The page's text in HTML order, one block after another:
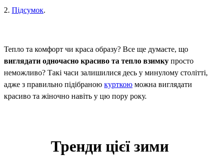
2. Підсумок.
Тепло та комфорт чи краса образу? Все ще думаєте, що
виглядати одночасно красиво та тепло взимку просто
неможливо? Такі часи залишилися десь у минулому столітті,
адже з правильно підібраною курткою можна виглядати
красиво та жіночно навіть у цю пору року.
Тренди цієї зими